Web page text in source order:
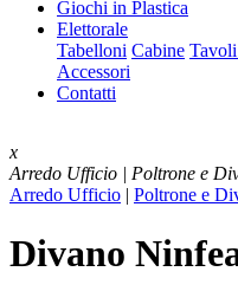
Giochi in Plastica
Elettorale
Tabelloni Cabine
Accessori
Contatti
x
Arredo Ufficio | Poltrone e
Arredo Ufficio | Poltrone e
Divano